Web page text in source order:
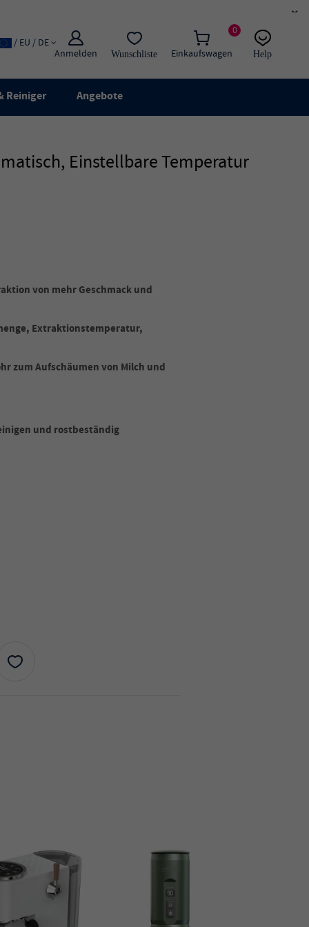
×
0
Einkaufswagen
Anmelden Wunschliste
/ EU / DE
Help
Reiniger Angebote
Einstellbare Temperatur
von mehr Geschmack und
Extraktionstemperatur,
zum Aufschäumen von Milch und
und rostbeständig